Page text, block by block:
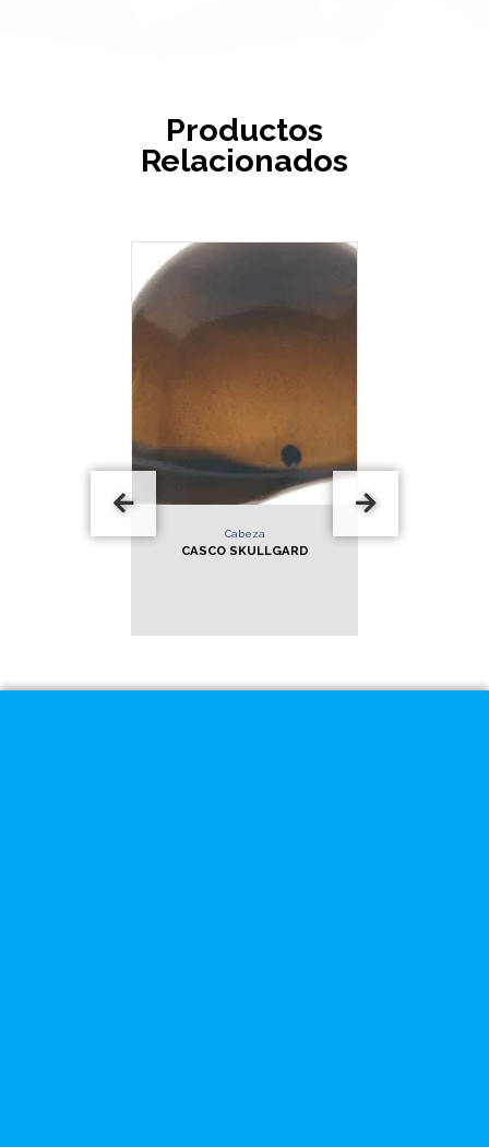
Productos
Relacionados
Casco Tipo Gorra